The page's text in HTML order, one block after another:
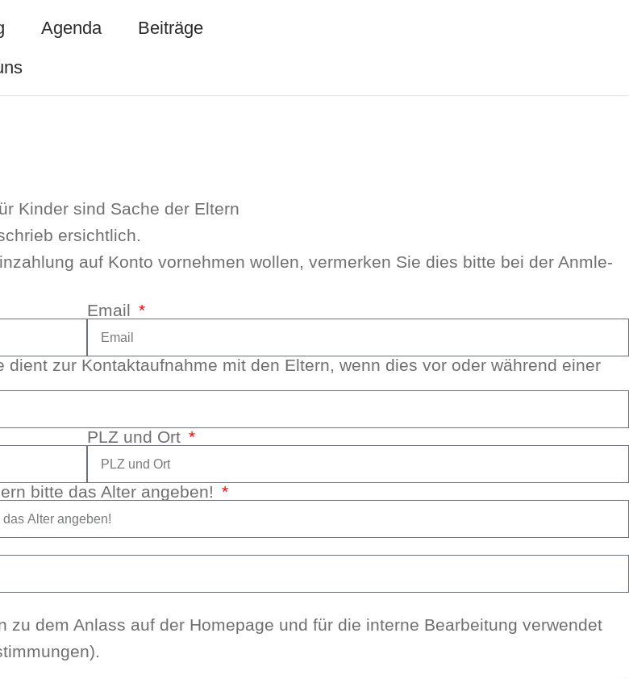
Agenda
Beiträge
Kin­der sind Sache der Eltern
ersicht­lich.
auf Kon­to vor­neh­men wol­len, ver­mer­ken Sie dies bit­te bei der Anm­le­
Email
zur Kon­takt­auf­nah­me mit den Eltern, wenn dies vor oder wäh­rend einer
PLZ und Ort
bit­te das Alter ange­ben!
dem Anlass auf der Home­page und für die inter­ne Bear­bei­tung ver­wen­det